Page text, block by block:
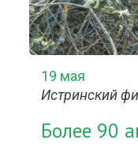
19 мая
Истринский
Более 90